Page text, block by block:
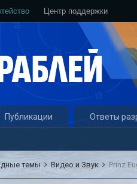
Центр поддержки
Публикации Ответы
темы Видео и Звук Prinz